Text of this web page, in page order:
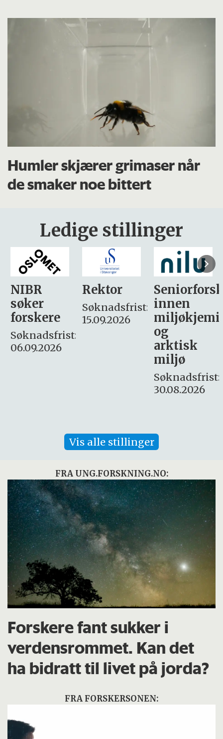
Humler skjærer grimaser når
de smaker noe bittert
Ledige stillinger
Rektor
Søknadsfrist:
15.09.2026
Seniorforsker
innen
miljøkjemi
søker
– fast
Søknadsfrist:
16. august.
Vis alle stillinger
FRA UNG.FORSKNING.NO:
Forskere fant sukker i
verdensrommet. Kan det
ha bidratt til livet på jorda?
FRA FORSKERSONEN: